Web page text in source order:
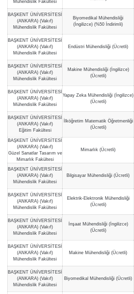
Mühendislik Fakültesi
BAŞKENT ÜNİVERSİTESİ
(ANKARA) (Vakıf)
Mühendislik Fakültesi
Biyomedikal Mühendisliği
(İngilizce) (%50 İndirimli)
BAŞKENT ÜNİVERSİTESİ
(ANKARA) (Vakıf)
Mühendislik Fakültesi
Endüstri Mühendisliği (Ücretli)
BAŞKENT ÜNİVERSİTESİ
(ANKARA) (Vakıf)
Mühendislik Fakültesi
Makine Mühendisliği (İngilizce)
(Ücretli)
BAŞKENT ÜNİVERSİTESİ
(ANKARA) (Vakıf)
Mühendislik Fakültesi
Yapay Zeka Mühendisliği (İngilizce)
(Ücretli)
BAŞKENT ÜNİVERSİTESİ
(ANKARA) (Vakıf)
Eğitim Fakültesi
İlköğretim Matematik Öğretmenliği
(Ücretli)
BAŞKENT ÜNİVERSİTESİ
(ANKARA) (Vakıf)
Güzel Sanatlar Tasarım ve
Mimarlık Fakültesi
Mimarlık (Ücretli)
BAŞKENT ÜNİVERSİTESİ
(ANKARA) (Vakıf)
Mühendislik Fakültesi
Bilgisayar Mühendisliği (Ücretli)
BAŞKENT ÜNİVERSİTESİ
(ANKARA) (Vakıf)
Mühendislik Fakültesi
Elektrik-Elektronik Mühendisliği
(Ücretli)
BAŞKENT ÜNİVERSİTESİ
(ANKARA) (Vakıf)
Mühendislik Fakültesi
İnşaat Mühendisliği (İngilizce)
(Ücretli)
BAŞKENT ÜNİVERSİTESİ
(ANKARA) (Vakıf)
Mühendislik Fakültesi
Makine Mühendisliği (Ücretli)
BAŞKENT ÜNİVERSİTESİ
(ANKARA) (Vakıf)
Mühendislik Fakültesi
Biyomedikal Mühendisliği (Ücretli)